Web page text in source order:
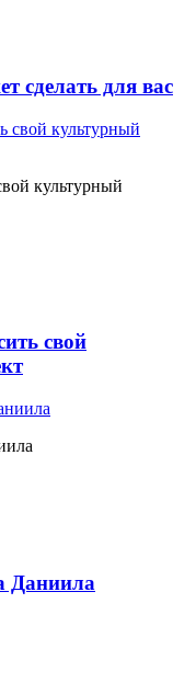
сделать для вас
культурный
свой
Даниила